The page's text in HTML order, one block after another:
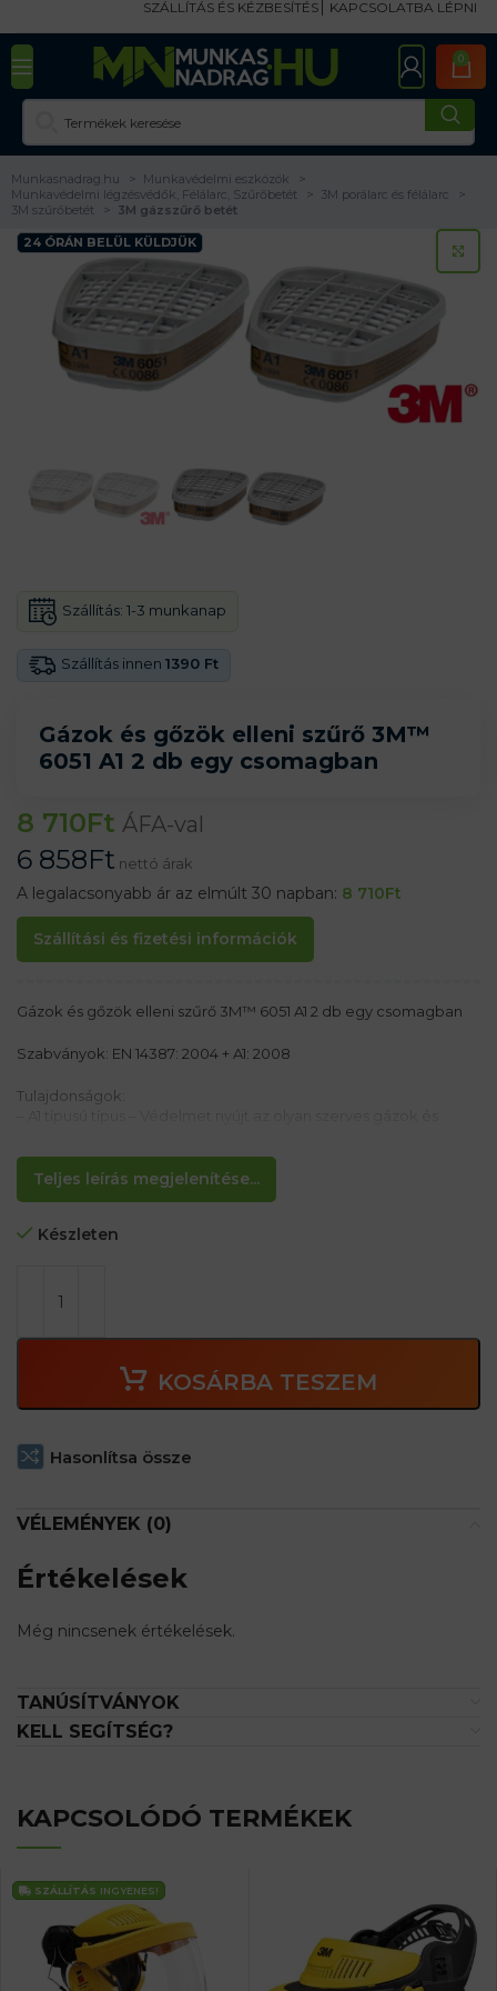
SZÁLLÍTÁS ÉS KÉZBESÍTÉS KAPCSOLATBA LÉPNI
0
Munkasnadrag.hu
Munkavédelmi eszközök
Munkavédelmi légzésvédők, Félálarc, Szűrőbetét
3M porálarc és félálarc
3M szűrőbetét
3M gázszűrő betét
24 ÓRÁN BELÜL KÜLDJÜK
Gázok és gőzök elleni szűrő 3M™
6051 A1 2 db egy csomagban
Szállítás innen 1390 Ft
Szállítás: 1-3 munkanap
8 710Ft ÁFA-val
6 858Ft nettó árak
A legalacsonyabb ár az elmúlt 30 napban: 8 710Ft
Szállítási és fizetési információk
Teljes leírás megjelenítése...
Gázok és gőzök elleni szűrő 3M™ 6051 A1 2 db egy csomagban
Szabványok: EN 14387: 2004 + A1: 2008
Tulajdonságok:
(oldószerek és szénhidrogének) Ragasztók és gyanták
használata stb.
Készleten
KOSÁRBA TESZEM
Hasonlítsa össze
VÉLEMÉNYEK (0)
Értékelések
Még nincsenek értékelések.
TANÚSÍTVÁNYOK
KELL SEGÍTSÉG?
KAPCSOLÓDÓ TERMÉKEK
SZÁLLÍTÁS INGYENES!